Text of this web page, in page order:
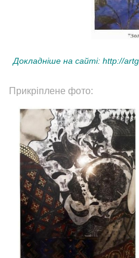
Докладніше на сайті: http://
Прикріплене фото: